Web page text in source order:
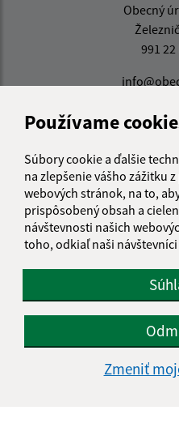
Používame
Súbory cookie a ďalšie
na zlepšenie vášho zážitku
webových stránok, na to,
prispôsobený obsah a
návštevnosti našich
toho, odkiaľ naši
Zmeniť
Obecný
991
IČO: